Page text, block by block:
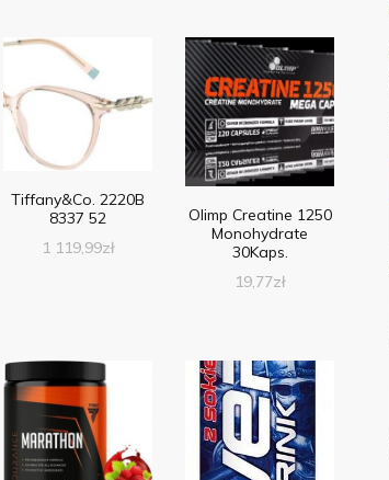
Tiffany&Co. 2220B
8337 52
1 119,99zł
Olimp Creatine 1250
Monohydrate
30Kaps.
19,77zł